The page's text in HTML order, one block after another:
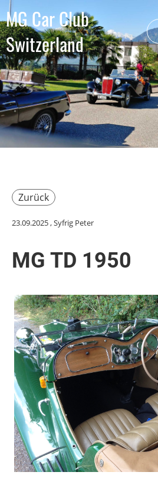
MG Car Club
Switzerland
Zurück
23.09.2025, Syfrig Peter
MG TD 1950